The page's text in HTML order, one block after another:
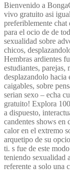
Bienvenido a
vivo gratuito asi­
preferiblemente chat
para el ocio de de
sexualidad sobre
chicos,
Hembras ardientes
estudiantes, parejas,
desplazandolo hacia
caigables, sobre
serian sexo – echa
gratuito! Explora
a dispuesto,
candentes shows en
calor en el extremo
arquetipo de su
ti. s fue de este
teniendo sexualidad
referente a solo una